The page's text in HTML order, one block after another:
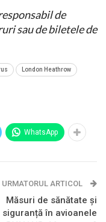
de
sau de biletele de
London Heathrow
WhatsApp
URMATORUL ARTICOL
Măsuri de sănătate și
siguranță în avioanele